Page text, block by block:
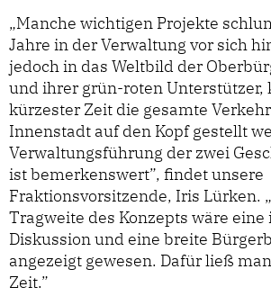
„Manche wichtigen Projekte
Jahre in der Verwaltung vor sich
jedoch in das Weltbild der
und ihrer grün-roten Unterstützer,
kürzester Zeit die gesamte
Innenstadt auf den Kopf gestellt
Verwaltungsführung der zwei
ist bemerkenswert”, findet unsere
Fraktionsvorsitzende, Iris Lürken.
Tragweite des Konzepts wäre eine
Diskussion und eine breite
angezeigt gewesen. Dafür ließ
Zeit.”